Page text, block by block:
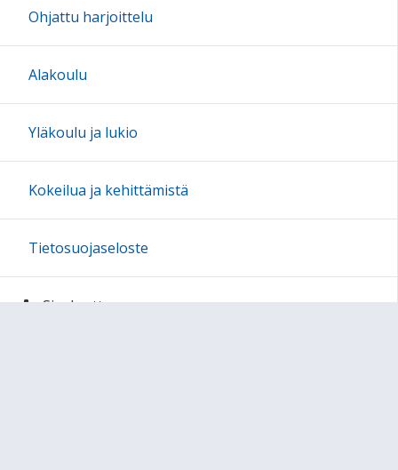
Ohjattu harjoittelu
Alakoulu
Yläkoulu ja lukio
Kokeilua ja kehittämistä
Tietosuojaseloste
Sivukartta